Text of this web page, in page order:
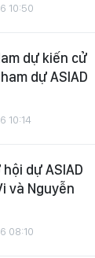
10:50
dự kiến cử
dự ASIAD
10:14
dự ASIAD
và Nguyễn
08:10